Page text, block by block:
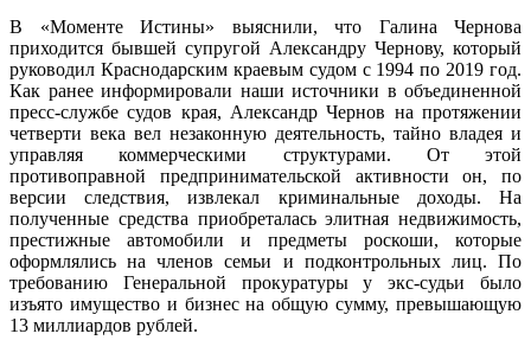
В «Моменте Истины» выяснили, что Галина Чернова
приходится бывшей супругой Александру Чернову, который
руководил Краснодарским краевым судом с 1994 по 2019 год.
Как ранее информировали наши источники в объединенной
пресс-службе судов края, Александр Чернов на протяжении
четверти века вел незаконную деятельность, тайно владея и
управляя коммерческими структурами. От этой
противоправной предпринимательской активности он, по
версии следствия, извлекал криминальные доходы. На
полученные средства приобреталась элитная недвижимость,
престижные автомобили и предметы роскоши, которые
оформлялись на членов семьи и подконтрольных лиц. По
требованию Генеральной прокуратуры у экс-судьи было
изъято имущество и бизнес на общую сумму, превышающую
13 миллиардов рублей.